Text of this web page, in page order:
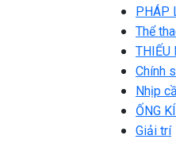
PHÁP
Thể
THIẾU
Chính
Nhịp
ỐNG
Giải trí